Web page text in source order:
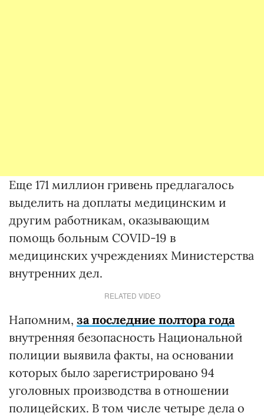
Еще 171 миллион гривень предлагалось
выделить на доплаты медицинским и
другим работникам, оказывающим
помощь больным COVID-19 в
медицинских учреждениях Министерства
внутренних дел.
RELATED VIDEO
Напомним, за последние полтора года
внутренняя безопасность Национальной
полиции выявила факты, на основании
которых было зарегистрировано 94
уголовных производства в отношении
полицейских. В том числе четыре дела о